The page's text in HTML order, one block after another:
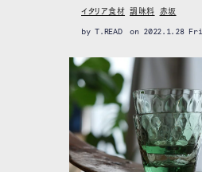
イタリア食材 調味料 赤坂
byT.READ on 2022.1.28 Fri